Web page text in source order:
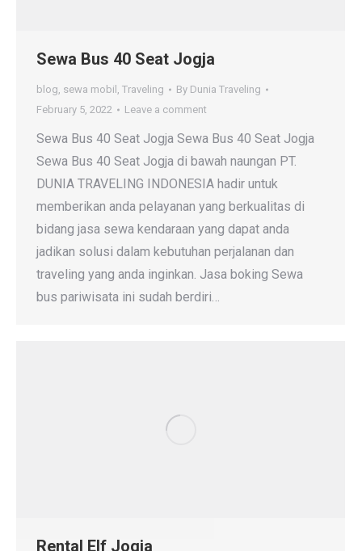
Sewa Bus 40 Seat Jogja
blog, sewa mobil , Traveling By Dunia Traveling
February 5, 2022
Leave a comment
Sewa Bus 40 Seat Jogja Sewa Bus 40 Seat Jogja
Sewa Bus 40 Seat Jogja di bawah naungan PT.
DUNIA TRAVELING INDONESIA hadir untuk
memberikan anda pelayanan yang berkualitas di
bidang jasa sewa kendaraan yang dapat anda
jadikan solusi dalam kebutuhan perjalanan dan
traveling yang anda inginkan. Jasa boking Sewa
bus pariwisata ini sudah berdiri…
Rental Elf Jogja